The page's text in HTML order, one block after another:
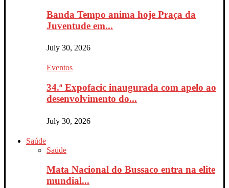
Banda Tempo anima hoje Praça da
Juventude em...
July 30, 2026
Eventos
34.ª Expofacic inaugurada com apelo ao
desenvolvimento do...
July 30, 2026
Saúde
Saúde
Mata Nacional do Bussaco entra na elite
mundial...